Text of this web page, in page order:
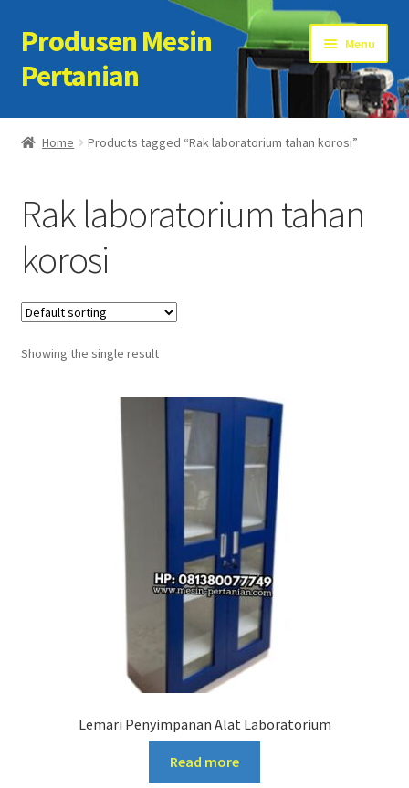
Skip
to
navigation
Skip
to
content
Produsen Mesin
Pertanian
Menu
Home
Cart
Checkout
Kontak Kami
My account
Home Products tagged “Rak laboratorium tahan korosi”
Rak laboratorium tahan
korosi
Showing the single result
Lemari Penyimpanan Alat Laboratorium
Read more